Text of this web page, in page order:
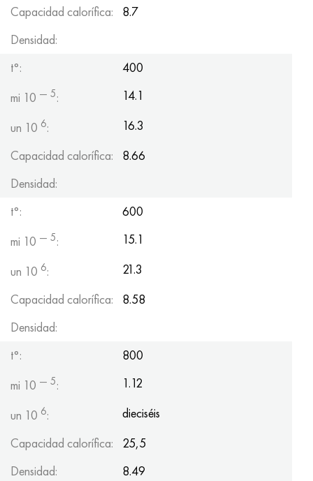
Capacidad calorífica:
8.7
Densidad:
t°:
400
mi 10 — 5:
14.1
un 10 6:
16.3
Capacidad calorífica:
8.66
Densidad:
t°:
600
mi 10 — 5:
15.1
un 10 6:
21.3
Capacidad calorífica:
8.58
Densidad:
t°:
800
mi 10 — 5:
1.12
un 10 6:
dieciséis
Capacidad calorífica:
25,5
Densidad:
8.49